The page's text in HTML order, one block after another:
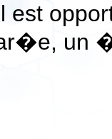
est
un